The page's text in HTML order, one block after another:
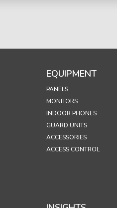
EQUIPMENT
PANELS
MONITORS
INDOOR PHONES
GUARD UNITS
ACCESSORIES
ACCESS CONTROL